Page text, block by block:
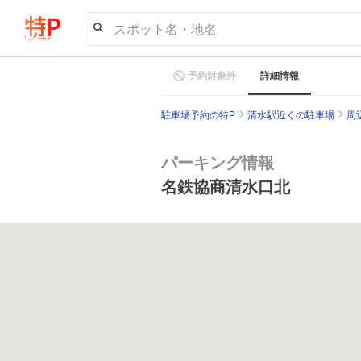
スポット名・地名
予約対象外 詳細情報
駐車場予約の特P 清水駅近くの駐車場 周
パーキング情報
名鉄協商清水口北